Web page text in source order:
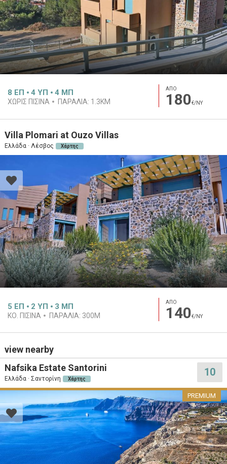
8 ΕΠ 4 ΥΠ 4 ΜΠ
ΧΩΡΙΣ ΠΙΣΙΝΑ ΠΑΡΑΛΙΑ: 1.3KM
ΑΠΟ
180€/ΝΥ
Villa Plomari at Ouzo Villas
Ελλάδα · Λέσβος Χάρτης
5 ΕΠ 2 ΥΠ 3 ΜΠ
ΚΟ. ΠΙΣΙΝΑ ΠΑΡΑΛΙΑ: 300M
ΑΠΟ
140€/ΝΥ
view nearby
Nafsika Estate Santorini
Ελλάδα · Σαντορίνη Χάρτης
10
PREMIUM